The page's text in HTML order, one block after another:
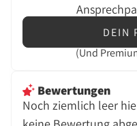
DEIN
(Und
Bewertungen
Noch ziemlich leer